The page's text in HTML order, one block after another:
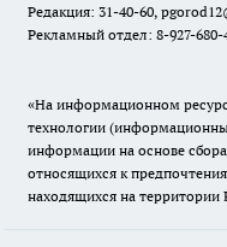
Редакция: 31-40-60,
Рекламный отдел: 8-927-680-
«На информационном
технологии
информации на основе
относящихся к
находящихся на территории